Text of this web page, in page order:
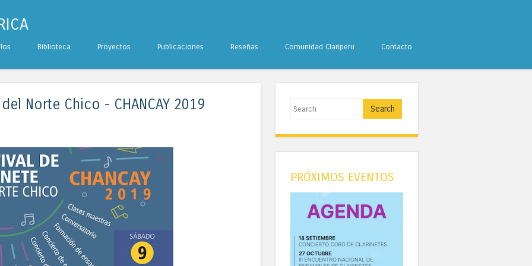
Biblioteca Proyectos Publicaciones Reseñas Comunidad Clariperu Contacto
Norte Chico - CHANCAY 2019 Search
PRÓXIMOS EVENTOS